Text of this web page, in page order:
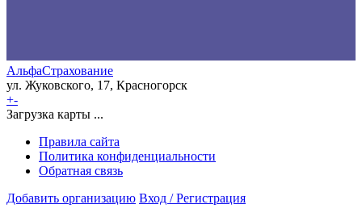
АльфаСтрахование
ул. Жуковского, 17, Красногорск
+-
Загрузка карты ...
Правила сайта
Политика конфиденциальности
Обратная связь
Добавить организацию Вход / Регистрация